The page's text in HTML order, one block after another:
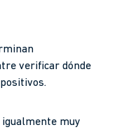
verificar dónde
igualmente muy